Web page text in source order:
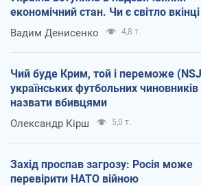
економічний стан. Чи є світло
Вадим Денисенко 4,8 т.
Чий буде Крим, той і переможе
українських футбольних
назвати вбивцями
Олександр Кірш 5,0 т.
Захід проспав загрозу: Росія може
перевірити НАТО війною